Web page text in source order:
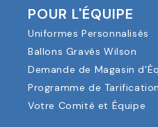
POUR L'ÉQUIPE
Uniformes Personnalisés
Ballons Gravés Wilson
Demande de Magasin
Programme de
Votre Comité et Équipe